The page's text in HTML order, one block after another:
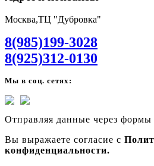
Москва,ТЦ "Дубровка"
8(985)199-3028
8(925)312-0130
Мы в соц. сетях:
Отправляя данные через формы
Вы выражаете согласие с
конфиденциальности.